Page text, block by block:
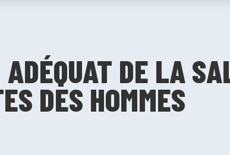
DE LA
DES HOMMES